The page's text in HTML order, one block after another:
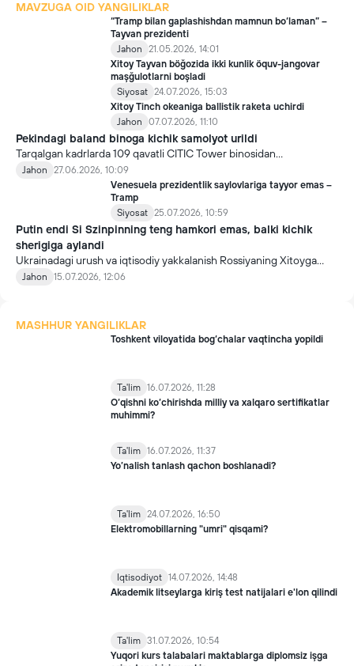
MAVZUGA OID YANGILIKLAR
“Tramp bilan gaplashishdan mamnun bo‘laman” –
Tayvan prezidenti
Jahon
21.05.2026, 14:01
Xitoy Tayvan böğozida ikki kunlik öquv-jangovar
maşğulotlarni boşladi
Siyosat 24.07.2026, 15:03
Xitoy Tinch okeaniga ballistik raketa uchirdi
Jahon
07.07.2026, 11:10
Pekindagi baland binoga kichik samolyot urildi
Tarqalgan kadrlarda 109 qavatli CITIC Tower binosidan
parchalangan bo‘laklar qulagani aks etgan. Politsiya tafsilotlarni
yashiryapti, olingan tasvirlarni esa ijtimoiy tarmoqlardan o‘chirib
Jahon
27.06.2026, 10:09
Venesuela prezidentlik saylovlariga tayyor emas –
Tramp
Siyosat 25.07.2026, 10:59
Putin endi Si Szinpinning teng hamkori emas, balki kichik
sherigiga aylandi
Ukrainadagi urush va iqtisodiy yakkalanish Rossiyaning Xitoyga
qaramligini keskin kuchaytirdi. Natijada Pekin 2 davlat
Jahon 15.07.2026, 12:06
MASHHUR YANGILIKLAR
Toshkent viloyatida bog‘chalar vaqtincha yopildi
Ta'lim 16.07.2026, 11:28
O‘qishni ko‘chirishda milliy va xalqaro sertifikatlar
muhimmi?
Ta'lim 16.07.2026, 11:37
Yo’nalish tanlash qachon boshlanadi?
Ta'lim 24.07.2026, 16:50
Elektromobillarning "umri" qisqami?
Iqtisodiyot 14.07.2026, 14:48
Akademik litseylarga kiriş test natijalari e'lon qilindi
Ta'lim 31.07.2026, 10:54
Yuqori kurs talabalari maktablarga diplomsiz işga